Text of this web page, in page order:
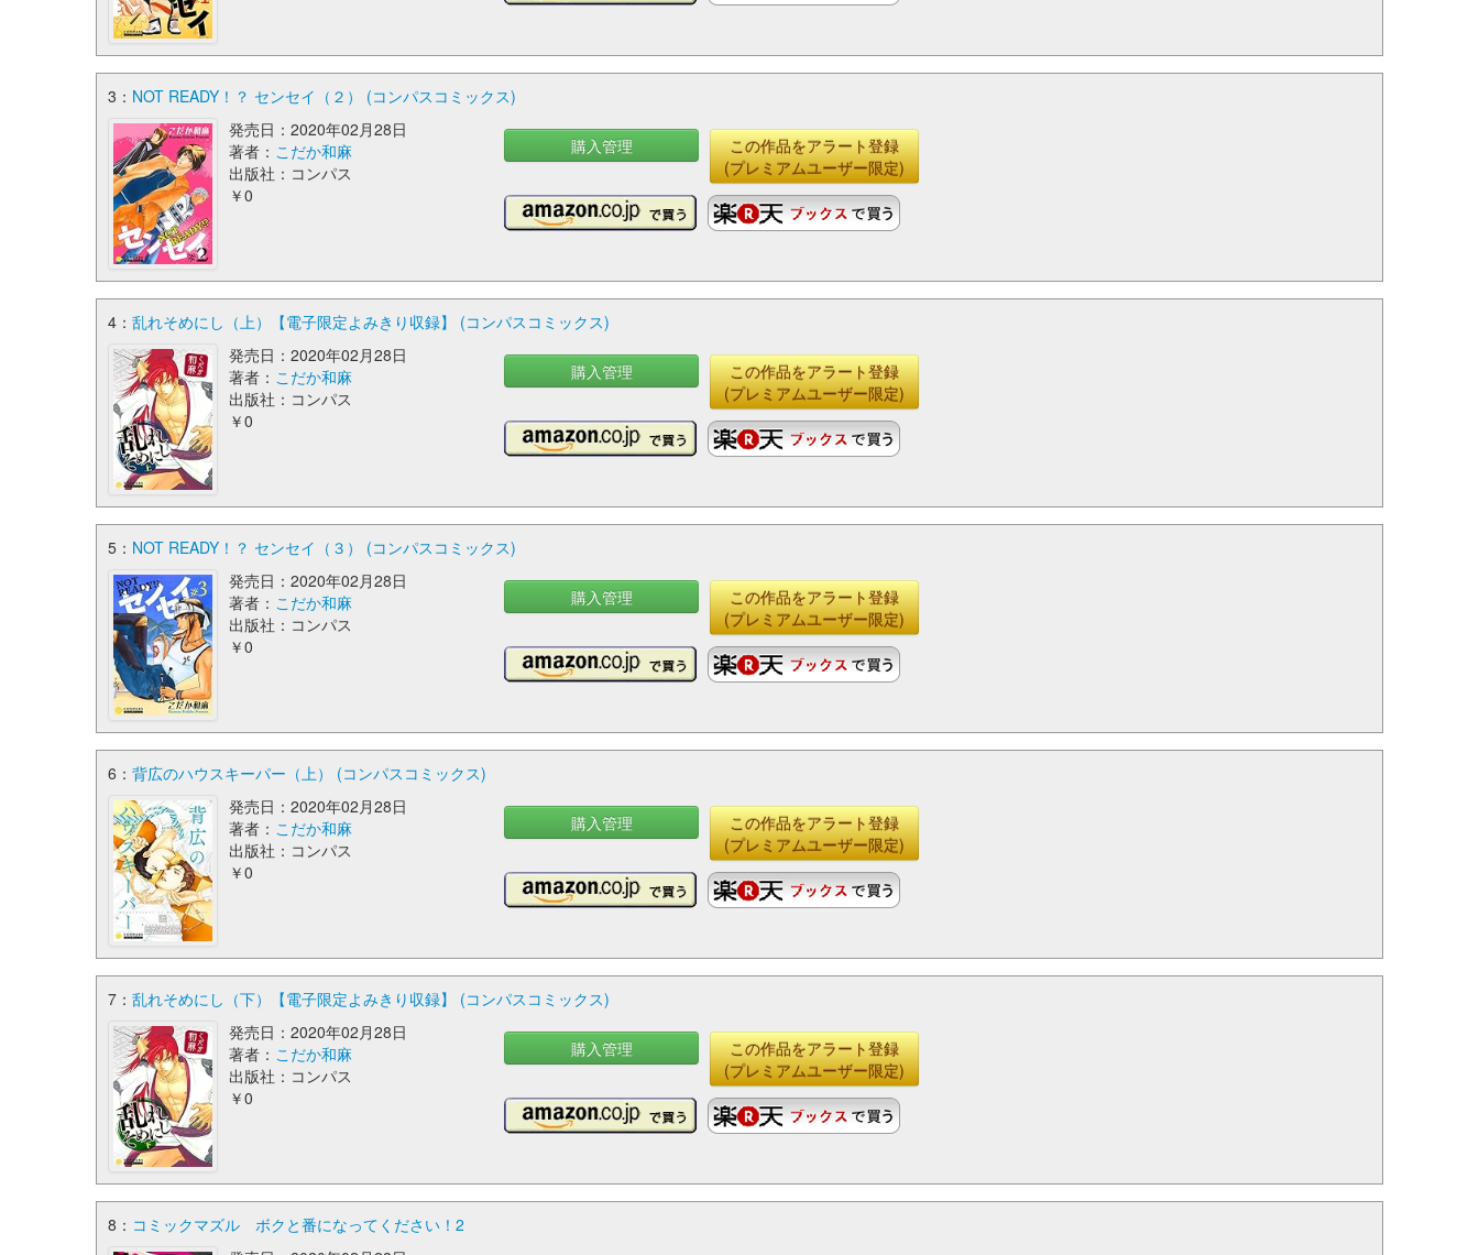
3： NOT READY！？ センセイ（２） (コンパスコミックス)
発売日：2020年02月28日
著者： こだか和麻
出版社：コンパス
￥0
購入管理
この作品をアラート登録
(プレミアムユーザー限定)
4： 乱れそめにし（上）【電子限定よみきり収録】 (コンパスコミックス)
発売日：2020年02月28日
著者： こだか和麻
出版社：コンパス
￥0
購入管理
この作品をアラート登録
(プレミアムユーザー限定)
5： NOT READY！？ センセイ（３） (コンパスコミックス)
発売日：2020年02月28日
著者： こだか和麻
出版社：コンパス
￥0
購入管理
この作品をアラート登録
(プレミアムユーザー限定)
6： 背広のハウスキーパー（上） (コンパスコミックス)
発売日：2020年02月28日
著者： こだか和麻
出版社：コンパス
￥0
購入管理
この作品をアラート登録
(プレミアムユーザー限定)
7： 乱れそめにし（下）【電子限定よみきり収録】 (コンパスコミックス)
発売日：2020年02月28日
著者： こだか和麻
出版社：コンパス
￥0
購入管理
この作品をアラート登録
(プレミアムユーザー限定)
8： コミックマズル ボクと番になってください！2